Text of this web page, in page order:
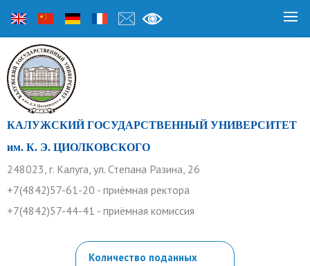
КАЛУЖСКИЙ ГОСУДАРСТВЕННЫЙ УНИВЕРСИТЕТ
им. К. Э. ЦИОЛКОВСКОГО
248023, г. Калуга, ул. Степана Разина, 26
+7(4842)57-61-20 - приёмная ректора
+7(4842)57-44-41 - приёмная комиссия
Количество поданных